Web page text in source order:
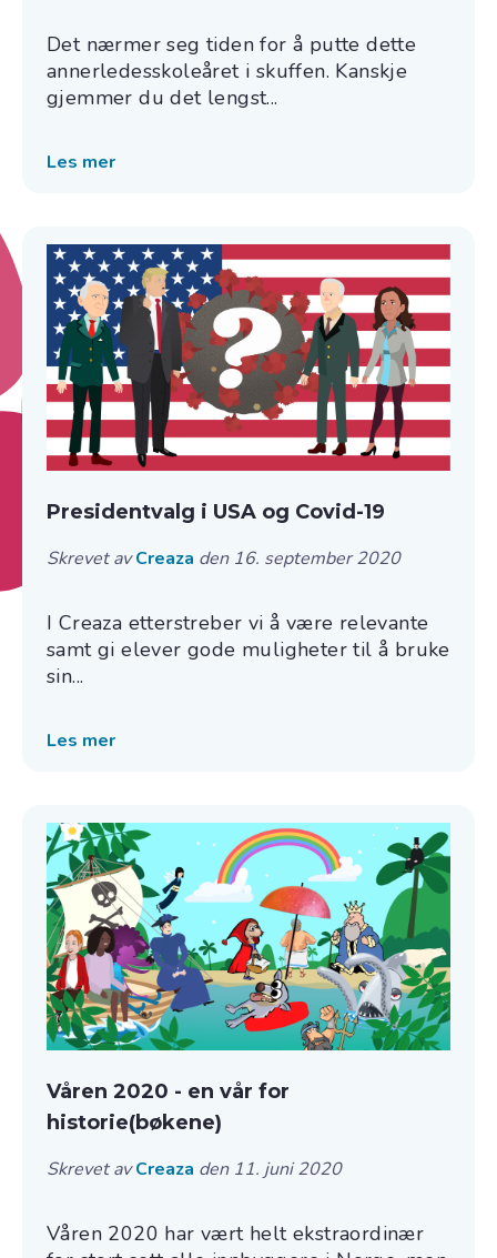
Det nærmer seg tiden for å putte dette
annerledesskoleåret i skuffen. Kanskje
gjemmer du det lengst...
Les mer
Presidentvalg i USA og Covid-19
Skrevet avCreaza den 16. september 2020
I Creaza etterstreber vi å være relevante
samt gi elever gode muligheter til å bruke
sin...
Les mer
Våren 2020 - en vår for
historie(bøkene)
Skrevet avCreaza den 11. juni 2020
Våren 2020 har vært helt ekstraordinær